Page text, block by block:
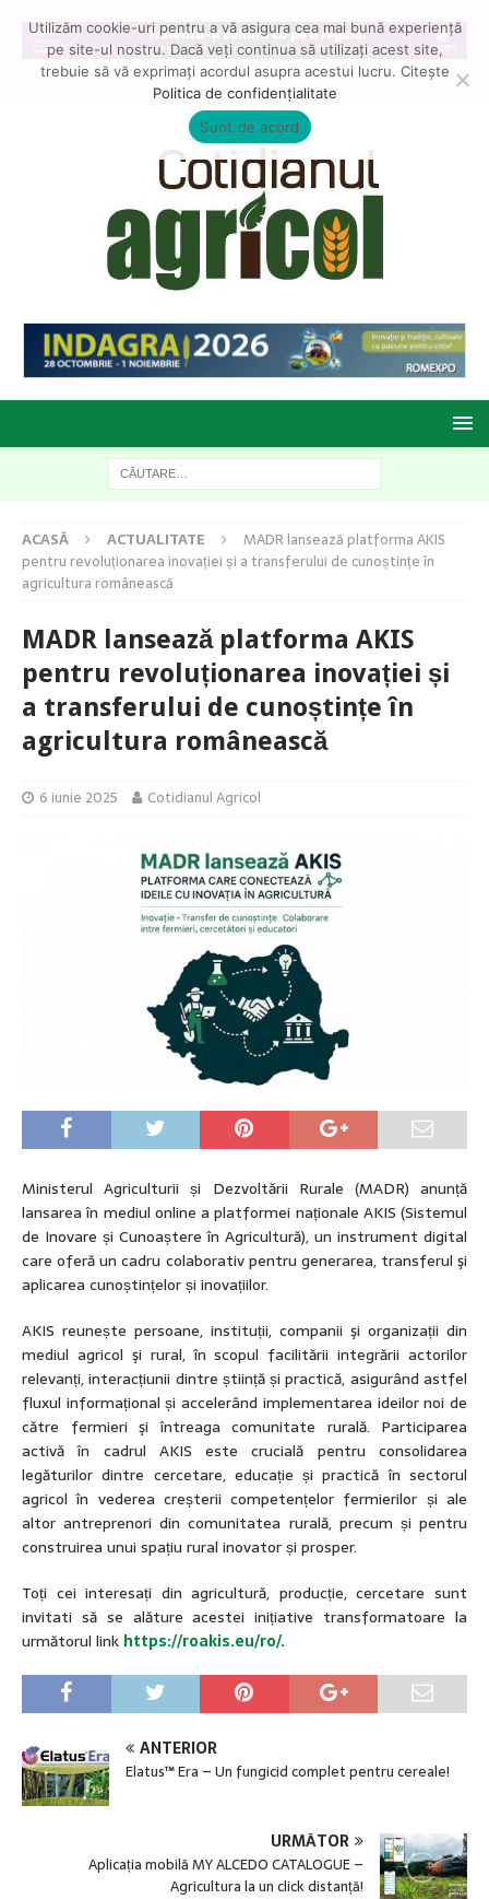
ACASĂ ACTUALITATE
MADR lansează platforma AKIS
pentru revoluționarea inovației și a transferului de cunoștințe în
agricultura românească
MADR lansează platforma AKIS
pentru revoluționarea inovației și
a transferului de cunoștințe în
agricultura românească
6 iunie 2025 Cotidianul Agricol
Ministerul Agriculturii și Dezvoltării Rurale (MADR) anunță
lansarea în mediul online a platformei naționale AKIS (Sistemul
de Inovare și Cunoaștere în Agricultură), un instrument digital
care oferă un cadru colaborativ pentru generarea, transferul şi
aplicarea cunoștințelor și inovațiilor.
AKIS reunește persoane, instituții, companii şi organizații din
mediul agricol şi rural, în scopul facilitării integrării actorilor
relevanți, interacțiunii dintre știință și practică, asigurând astfel
fluxul informațional și accelerând implementarea ideilor noi de
către fermieri şi întreaga comunitate rurală. Participarea
activă în cadrul AKIS este crucială pentru consolidarea
legăturilor dintre cercetare, educație și practică în sectorul
agricol în vederea creșterii competențelor fermierilor și ale
altor antreprenori din comunitatea rurală, precum și pentru
construirea unui spațiu rural inovator și prosper.
Toți cei interesați din agricultură, producție, cercetare sunt
invitati să se alăture acestei inițiative transformatoare la
următorul link https://roakis.eu/ro/.
ANTERIOR
Elatus™ Era – Un fungicid complet pentru cereale!
URMĂTOR
Aplicația mobilă MY ALCEDO CATALOGUE –
Agricultura la un click distanță!
Utilizăm cookie-uri pentru a vă asigura cea mai bună experiență
pe site-ul nostru. Dacă veți continua să utilizați acest site,
trebuie să vă exprimați acordul asupra acestui lucru. Citește
Politica de confidențialitate
Sunt de acord